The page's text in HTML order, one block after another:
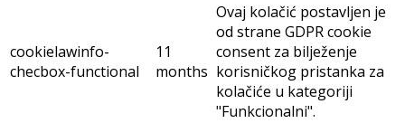
cookielawinfo-
checbox-functional
11
months
Ovaj kolačić postavljen je
od strane GDPR cookie
consent za bilježenje
korisničkog pristanka za
kolačiće u kategoriji
"Funkcionalni".